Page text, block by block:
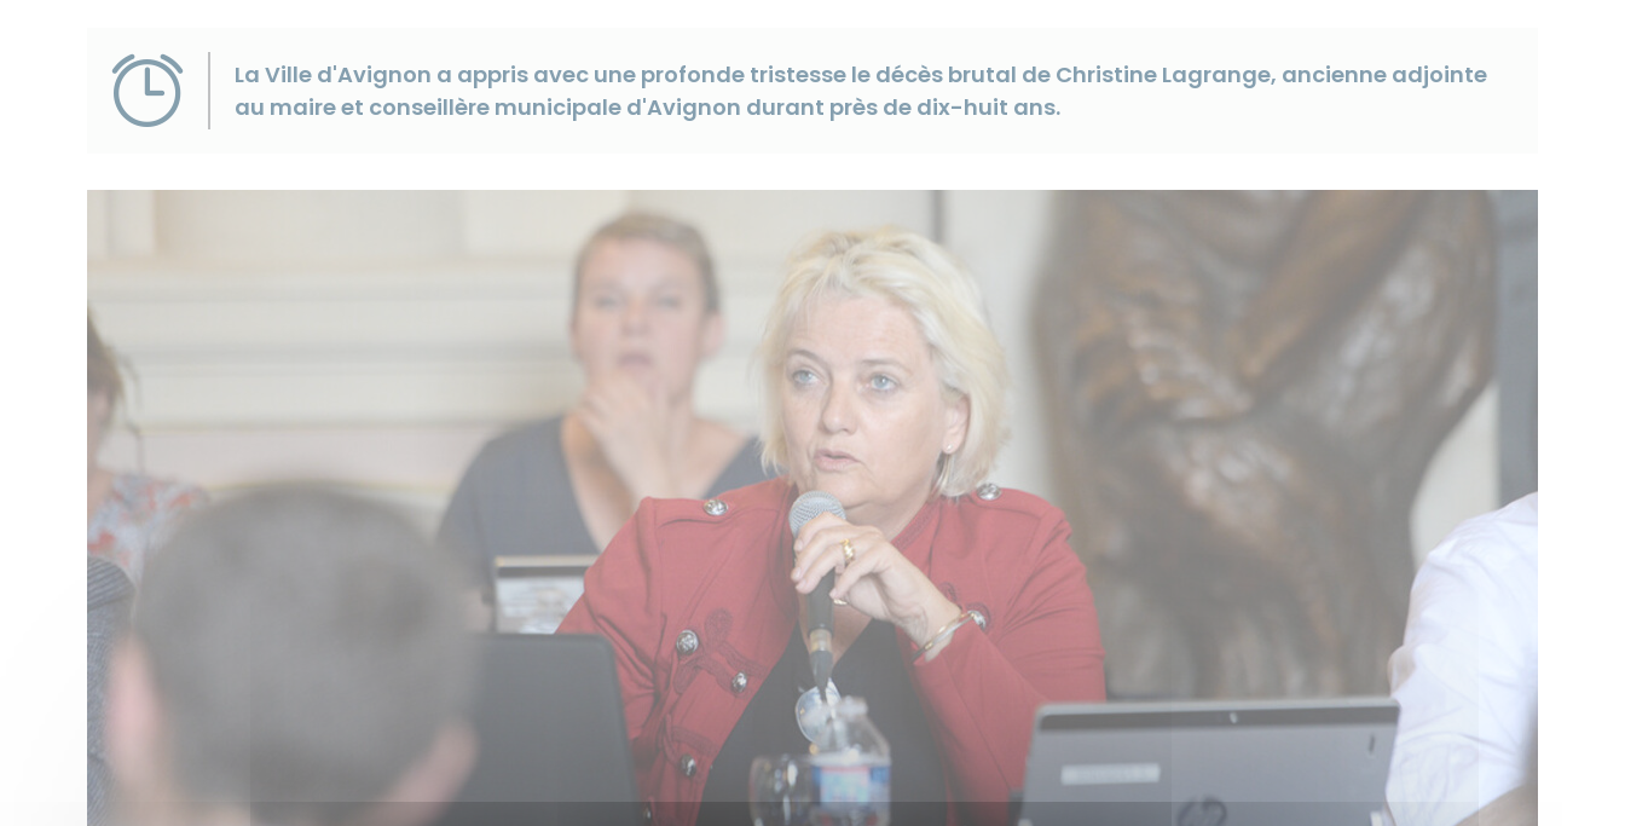
La Ville d'Avignon a appris avec une profonde tristesse le décès brutal de Christine Lagrange, ancienne adjointe
au maire et conseillère municipale d'Avignon durant près de dix-huit ans.